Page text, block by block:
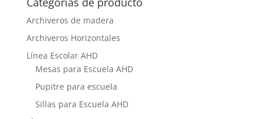
Archiveros de madera
Archiveros Horizontales
Línea Escolar AHD
Mesas para Escuela AHD
Pupitre para escuela
Sillas para Escuela AHD